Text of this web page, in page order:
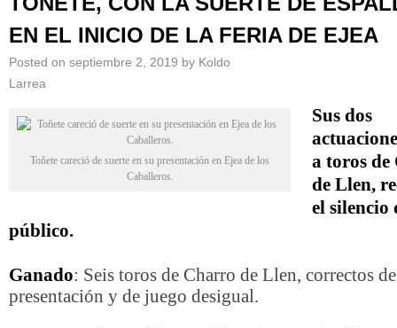
EN EL INICIO DE LA FERIA DE EJEA
Posted on septiembre 2, 2019 by Koldo
Larrea
Toñete careció de suerte en su presentación en Ejea de los
Caballeros.
Sus dos
a toros
de Llen,
el silencio
público.
Ganado: Seis toros de Charro de Llen, correctos de
presentación y de juego desigual.